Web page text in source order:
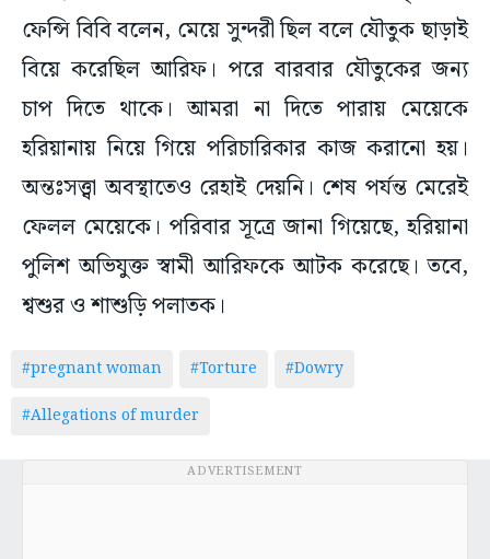
ফেন্সি বিবি বলেন, মেয়ে সুন্দরী ছিল বলে যৌতুক ছাড়াই
বিয়ে করেছিল আরিফ। পরে বারবার যৌতুকের জন্য
চাপ দিতে থাকে। আমরা না দিতে পারায় মেয়েকে
হরিয়ানায় নিয়ে গিয়ে পরিচারিকার কাজ করানো হয়।
অন্তঃসত্ত্বা অবস্থাতেও রেহাই দেয়নি। শেষ পর্যন্ত মেরেই
ফেলল মেয়েকে। পরিবার সূত্রে জানা গিয়েছে, হরিয়ানা
পুলিশ অভিযুক্ত স্বামী আরিফকে আটক করেছে। তবে,
শ্বশুর ও শাশুড়ি পলাতক।
#pregnant woman #Torture
#Dowry
#Allegations of murder
ADVERTISEMENT